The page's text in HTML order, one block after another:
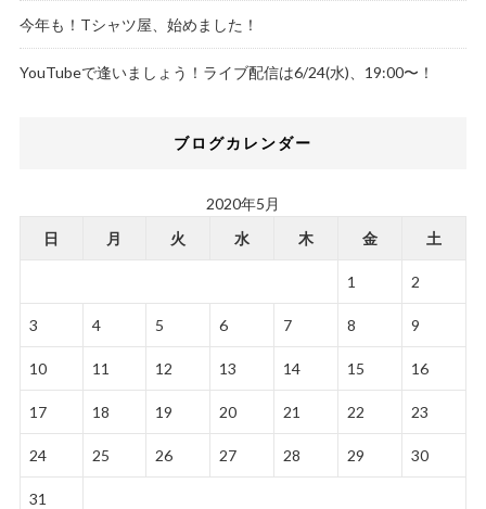
今年も！Tシャツ屋、始めました！
YouTubeで逢いましょう！ライブ配信は6/24(水)、19:00〜！
ブログカレンダー
2020年5月
日
月 火 水 木 金 土
1 2
3 4 5 6 7 8 9
10 11 12 13 14 15 16
17 18 19 20 21 22 23
24 25 26 27 28 29 30
31